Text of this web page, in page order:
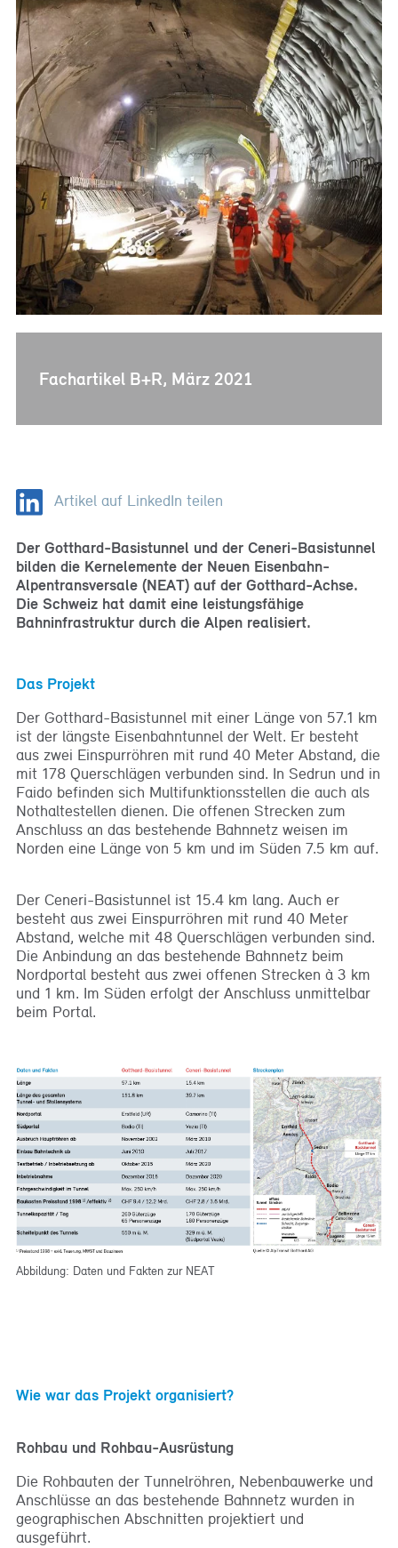
Referenzen
Bauherrenberatung
Immobilienberatung
Unternehmensberatung
Publikationen
News
Fachartikel
PM-Fachbuch
Artikel auf LinkedIn teilen
Der Gotthard-Basistunnel und der Ceneri-Basistunnel
bilden die Kernelemente der Neuen Eisenbahn-
Alpentransversale (NEAT) auf der Gotthard-Achse.
Die Schweiz hat damit eine leistungsfähige
Bahninfrastruktur durch die Alpen realisiert.
Das Projekt
Der Gotthard-Basistunnel mit einer Länge von 57.1 km
ist der längste Eisenbahntunnel der Welt. Er besteht
aus zwei Einspurröhren mit rund 40 Meter Abstand, die
mit 178 Querschlägen verbunden sind. In Sedrun und in
Faido befinden sich Multifunktionsstellen die auch als
Nothaltestellen dienen. Die offenen Strecken zum
Anschluss an das bestehende Bahnnetz weisen im
Norden eine Länge von 5 km und im Süden 7.5 km auf.
Der Ceneri-Basistunnel ist 15.4 km lang. Auch er
besteht aus zwei Einspurröhren mit rund 40 Meter
Abstand, welche mit 48 Querschlägen verbunden sind.
Die Anbindung an das bestehende Bahnnetz beim
Nordportal besteht aus zwei offenen Strecken à 3 km
und 1 km. Im Süden erfolgt der Anschluss unmittelbar
beim Portal.
Abbildung: Daten und Fakten zur NEAT
Wie war das Projekt organisiert?
Rohbau und Rohbau-Ausrüstung
Die Rohbauten der Tunnelröhren, Nebenbauwerke und
Anschlüsse an das bestehende Bahnnetz wurden in
geographischen Abschnitten projektiert und
ausgeführt.
Fachartikel B+R, März 2021